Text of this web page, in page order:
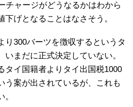
チャージがどうなるかはわから
下げとなることはなさそう。
り300バーツを徴収するというタ
いまだに正式決定していない。
タイ国籍者よりタイ出国税1000
う案が出されているが、これも